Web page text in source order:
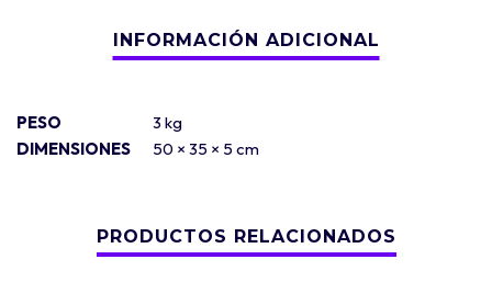
PESO
3 kg
DIMENSIONES
50 × 35 × 5 cm
PRODUCTOS RELACIONADOS